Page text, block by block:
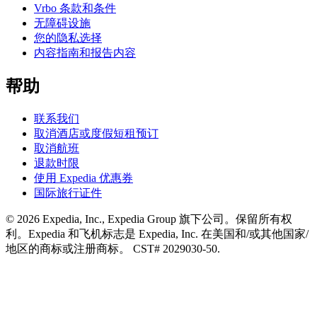
Vrbo 条款和条件
无障碍设施
您的隐私选择
内容指南和报告内容
帮助
联系我们
取消酒店或度假短租预订
取消航班
退款时限
使用 Expedia 优惠券
国际旅行证件
© 2026 Expedia, Inc., Expedia Group 旗下公司。保留所有权
利。Expedia 和飞机标志是 Expedia, Inc. 在美国和/或其他国家/
地区的商标或注册商标。 CST# 2029030-50.